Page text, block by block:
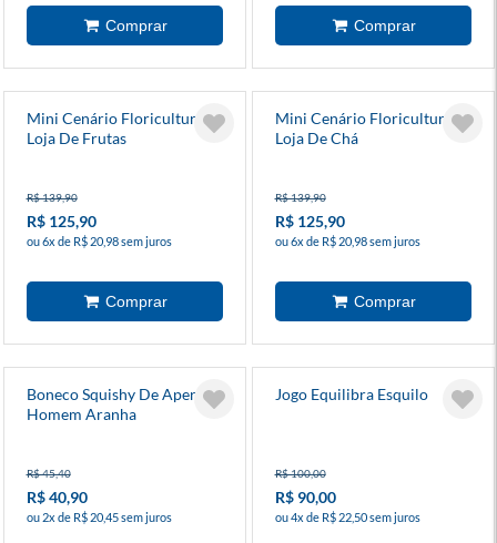
Mini Cenário Floricultura
Loja De Frutas
R$ 139,90
R$ 125,90
ou 6x de R$ 20,98 sem juros
Mini Cenário Floricultura
Loja De Chá
R$ 139,90
R$ 125,90
ou 6x de R$ 20,98 sem juros
Boneco Squishy De Apertar
Homem Aranha
R$ 45,40
R$ 40,90
ou 2x de R$ 20,45 sem juros
Jogo Equilibra Esquilo
R$ 100,00
R$ 90,00
ou 4x de R$ 22,50 sem juros